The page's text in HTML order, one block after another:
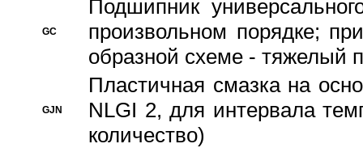
GC
Подшипник
произвольном порядке;
образной схеме - тяжелый
GJN
Пластичная смазка на
NLGI 2, для интервала
количество)